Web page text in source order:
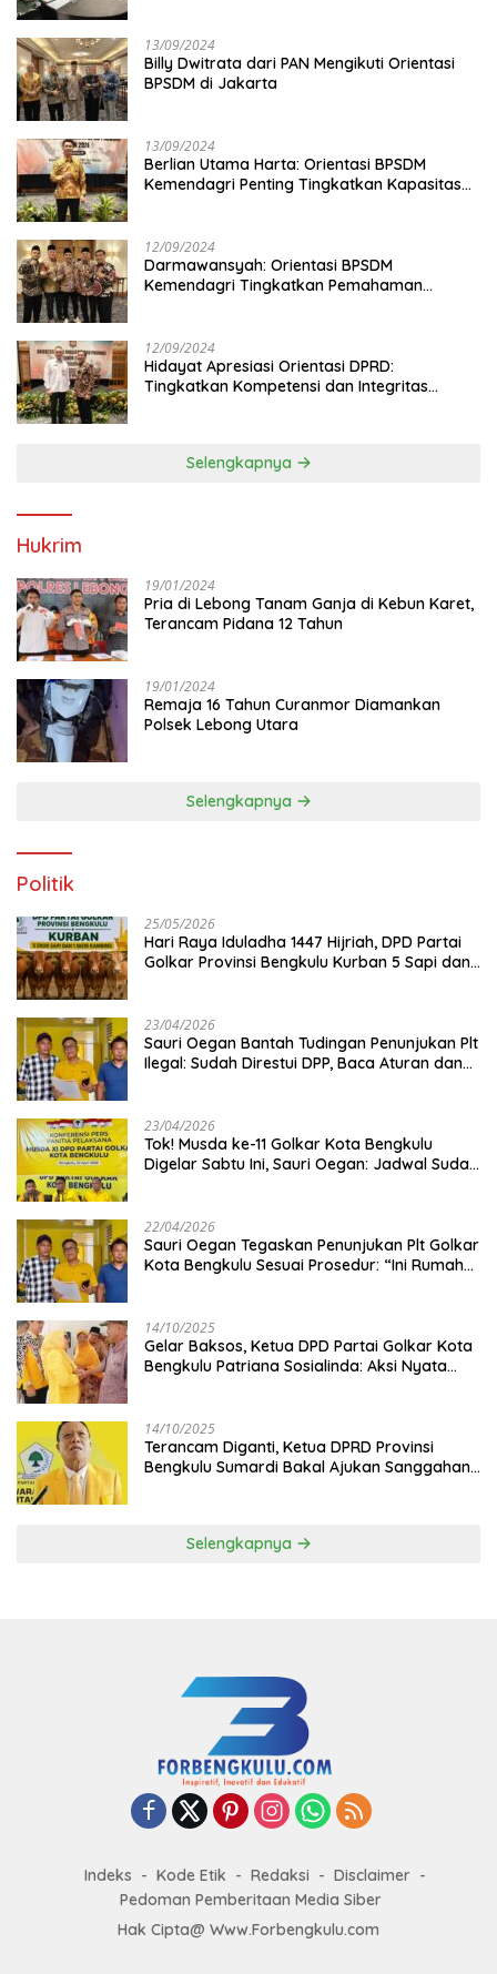
13/09/2024
Billy Dwitrata dari PAN Mengikuti Orientasi
BPSDM di Jakarta
13/09/2024
Berlian Utama Harta: Orientasi BPSDM
Kemendagri Penting Tingkatkan Kapasitas
12/09/2024
Darmawansyah: Orientasi BPSDM
Kemendagri Tingkatkan Pemahaman
12/09/2024
Hidayat Apresiasi Orientasi DPRD:
Tingkatkan Kompetensi dan Integritas
Selengkapnya
Hukrim
19/01/2024
Pria di Lebong Tanam Ganja di Kebun Karet,
Terancam Pidana 12 Tahun
19/01/2024
Remaja 16 Tahun Curanmor Diamankan
Polsek Lebong Utara
Selengkapnya
Politik
25/05/2026
Hari Raya Iduladha 1447 Hijriah, DPD Partai
Golkar Provinsi Bengkulu Kurban 5 Sapi dan 1
23/04/2026
Sauri Oegan Bantah Tudingan Penunjukan Plt
Ilegal: Sudah Direstui DPP, Baca Aturan dan
23/04/2026
‎Tok! Musda ke-11 Golkar Kota Bengkulu
Digelar Sabtu Ini, Sauri Oegan: Jadwal Sudah
22/04/2026
Sauri Oegan Tegaskan Penunjukan Plt Golkar
Kota Bengkulu Sesuai Prosedur: “Ini Rumah
14/10/2025
‎Gelar Baksos, Ketua DPD Partai Golkar Kota
Bengkulu Patriana Sosialinda: Aksi Nyata
14/10/2025
Terancam Diganti, Ketua DPRD Provinsi
Bengkulu Sumardi Bakal Ajukan Sanggahan
Selengkapnya
Indeks Kode Etik Redaksi
Disclaimer
Pedoman Pemberitaan Media Siber
Hak Cipta@ Www.Forbengkulu.com